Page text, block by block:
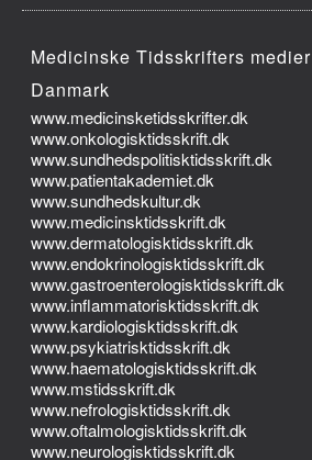
Medicinske Tidsskrifters medier
Danmark
www.medicinsketidsskrifter.dk
www.onkologisktidsskrift.dk
www.sundhedspolitisktidsskrift.dk
www.patientakademiet.dk
www.sundhedskultur.dk
www.medicinsktidsskrift.dk
www.dermatologisktidsskrift.dk
www.endokrinologisktidsskrift.dk
www.gastroenterologisktidsskrift.dk
www.inflammatorisktidsskrift.dk
www.kardiologisktidsskrift.dk
www.psykiatrisktidsskrift.dk
www.haematologisktidsskrift.dk
www.mstidsskrift.dk
www.nefrologisktidsskrift.dk
www.oftalmologisktidsskrift.dk
www.neurologisktidsskrift.dk